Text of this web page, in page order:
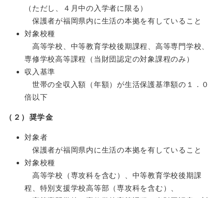
（ただし、４月中の入学者に限る）
保護者が福岡県内に生活の本拠を有していること
対象校種
高等学校、中等教育学校後期課程、高等専門学校、
専修学校高等課程（当財団認定の対象課程のみ）
収入基準
世帯の全収入額（年額）が生活保護基準額の１．０
倍以下
（２）奨学金
対象者
保護者が福岡県内に生活の本拠を有していること
対象校種
高等学校（専攻科を含む）、中等教育学校後期課
程、特別支援学校高等部（専攻科を含む）、